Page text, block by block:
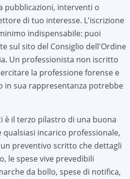
pubblicazioni, interventi o
di tuo interesse. L'iscrizione
indispensabile: puoi
sul sito del Consiglio dell'Ordine
. Un professionista non iscritto
la professione forense e
in sua rappresentanza potrebbe
è il terzo pilastro di una buona
incarico professionale,
preventivo scritto che dettagli
le spese vive prevedibili
da bollo, spese di notifica,